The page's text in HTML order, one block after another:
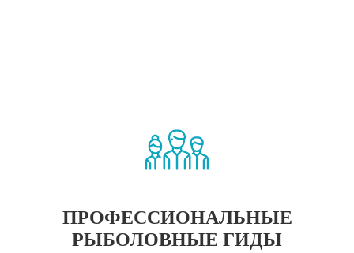
ПРОФЕССИОНАЛЬНЫЕ
РЫБОЛОВНЫЕ ГИДЫ